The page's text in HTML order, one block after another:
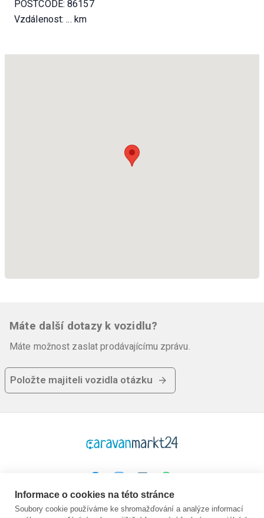
POSTCODE: 86157
Vzdálenost:... km
Máte další dotazy k vozidlu?
Máte možnost zaslat prodávajícímu zprávu.
Položte majiteli vozidla otázku
Platforma
Společnost
Právní
Informace o cookies na této stránce
Soubory cookie používáme ke shromažďování a analýze informací